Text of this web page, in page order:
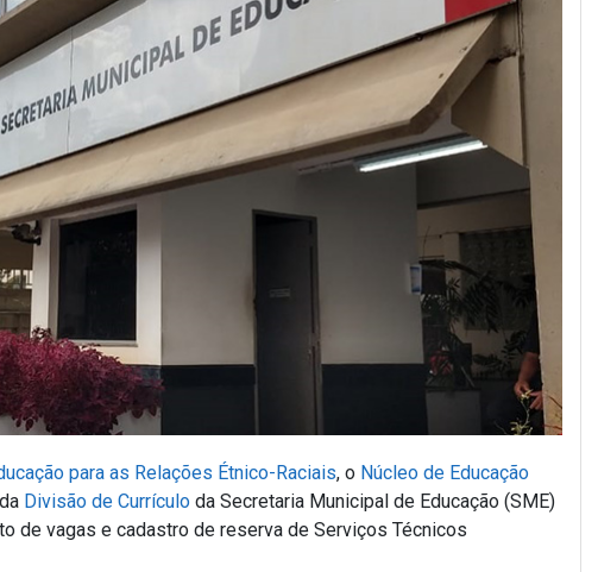
para as Relações Étnico-Raciais, o Núcleo de Educação
da Divisão de Currículo da Secretaria Municipal de Educação (SME)
de vagas e cadastro de reserva de Serviços Técnicos